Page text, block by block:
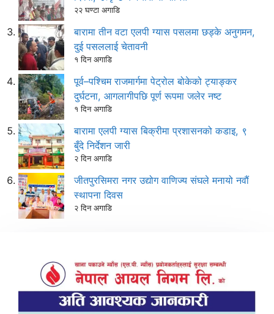
२२ घण्टा अगाडि
बारामा तीन वटा एलपी ग्यास पसलमा छड्के अनुगमन,
दुई पसललाई चेतावनी
१ दिन अगाडि
पूर्व–पश्चिम राजमार्गमा पेट्रोल बोकेको ट्याङ्कर
दुर्घटना, आगलागीपछि पूर्ण रूपमा जलेर नष्ट
१ दिन अगाडि
बारामा एलपी ग्यास बिक्रीमा प्रशासनको कडाइ, ९
बुँदे निर्देशन जारी
२ दिन अगाडि
जीतपुरसिमरा नगर उद्योग वाणिज्य संघले मनायो नवौं
स्थापना दिवस
२ दिन अगाडि